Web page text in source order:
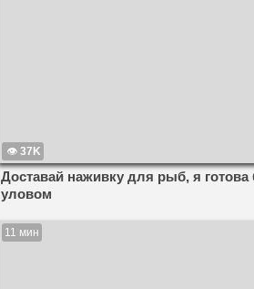
37K
Доставай наживку для рыб, я
уловом
11 мин